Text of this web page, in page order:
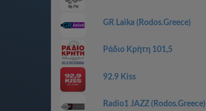
GR Laika (Rodos.Greece)
Ράδιο Κρήτη 101,5
92.9 Kiss
Radio1 JAZZ (Rodos.Greece)